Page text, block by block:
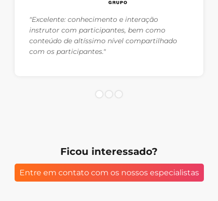
"Excelente: conhecimento e interação
instrutor com participantes, bem como
conteúdo de altíssimo nível compartilhado
com os participantes."
Ficou interessado?
Entre em contato com os nossos especialistas